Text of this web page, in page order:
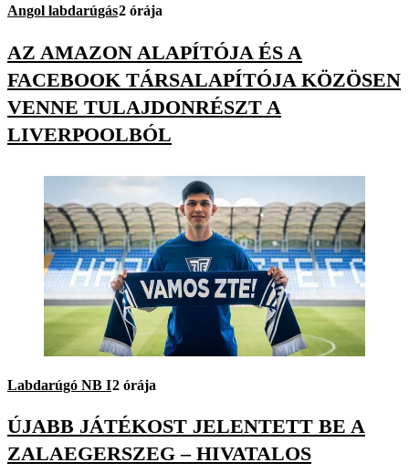
Angol labdarúgás2 órája
AZ AMAZON ALAPÍTÓJA ÉS A
FACEBOOK TÁRSALAPÍTÓJA KÖZÖSEN
VENNE TULAJDONRÉSZT A
LIVERPOOLBÓL
Labdarúgó NB I2 órája
ÚJABB JÁTÉKOST JELENTETT BE A
ZALAEGERSZEG – HIVATALOS